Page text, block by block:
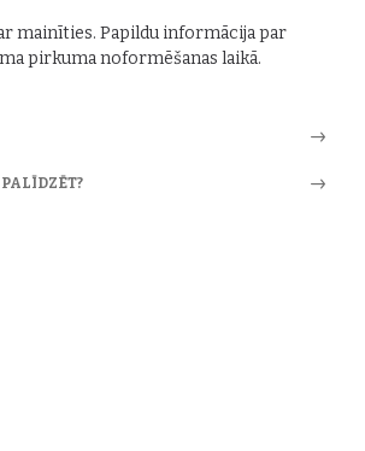
mainīties. Papildu informācija par
pirkuma noformēšanas laikā.